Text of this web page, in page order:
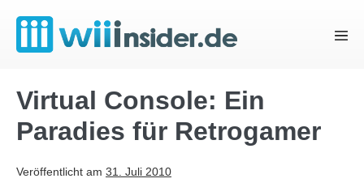
Inhalt
springen
Virtual Console: Ein
Paradies für Retrogamer
Veröffentlicht am 31. Juli 2010